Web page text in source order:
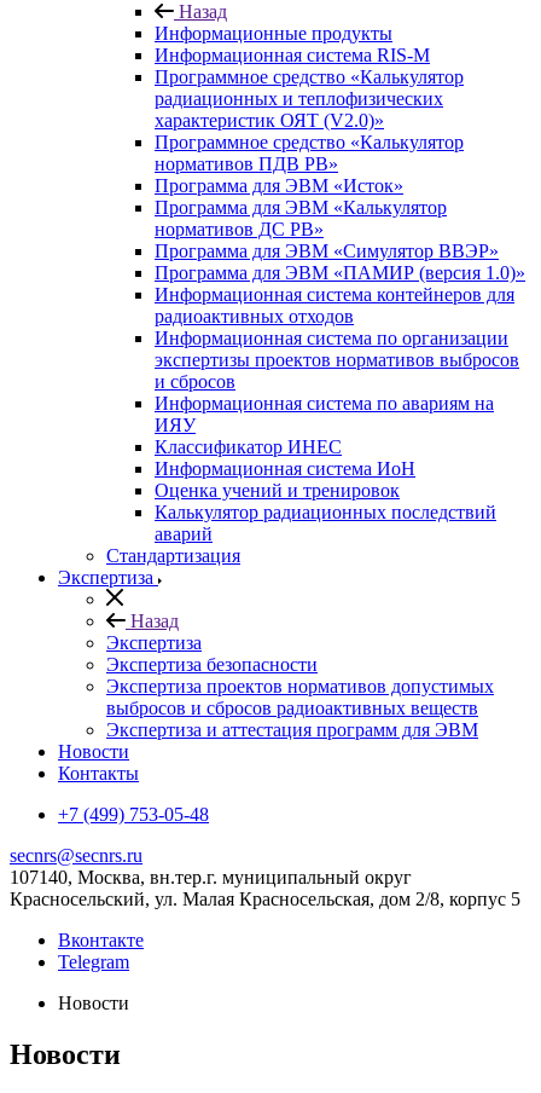
Назад
Информационные продукты
Информационная система RIS-M
Программное средство «Калькулятор
радиационных и теплофизических
характеристик ОЯТ (V2.0)»
Программное средство «Калькулятор
нормативов ПДВ РВ»
Программа для ЭВМ «Исток»
Программа для ЭВМ «Калькулятор
нормативов ДС РВ»
Программа для ЭВМ «Симулятор ВВЭР»
Программа для ЭВМ «ПАМИР (версия 1.0)»
Информационная система контейнеров для
радиоактивных отходов
Информационная система по организации
экспертизы проектов нормативов выбросов
и сбросов
Информационная система по авариям на
ИЯУ
Классификатор ИНЕС
Информационная система ИоН
Оценка учений и тренировок
Калькулятор радиационных последствий
аварий
Стандартизация
Экспертиза
Назад
Экспертиза
Экспертиза безопасности
Экспертиза проектов нормативов допустимых
выбросов и сбросов радиоактивных веществ
Экспертиза и аттестация программ для ЭВМ
Новости
Контакты
+7 (499) 753-05-48
secnrs@secnrs.ru
107140, Москва, вн.тер.г. муниципальный округ
Красносельский, ул. Малая Красносельская, дом 2/8, корпус 5
Вконтакте
Telegram
Новости
Новости